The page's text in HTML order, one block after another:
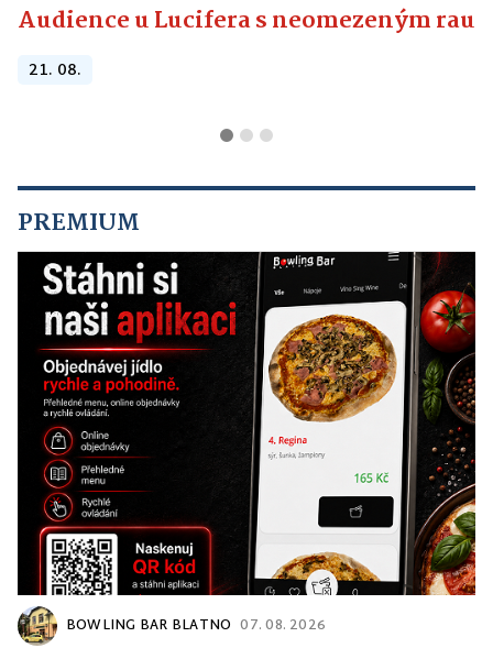
Audience u Lucifera s neomezeným
21. 08.
PREMIUM
BOWLING BAR BLATNO 07. 08. 2026